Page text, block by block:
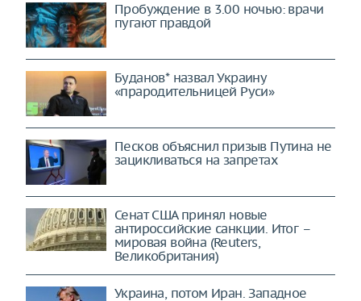
Пробуждение в 3.00 ночью: врачи
пугают правдой
Буданов* назвал Украину
«прародительницей Руси»
Песков объяснил призыв Путина не
зацикливаться на запретах
Сенат США принял новые
антироссийские санкции. Итог –
мировая война (Reuters,
Великобритания)
Украина, потом Иран. Западное